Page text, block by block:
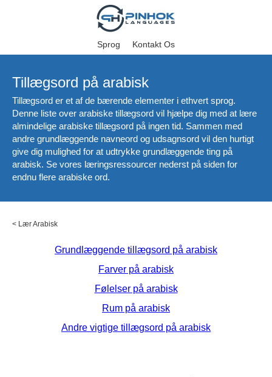
Sprog Kontakt Os
Tillægsord på arabisk
Tillægsord er et af de bærende elementer i ethvert sprog.
Denne liste over arabiske tillægsord vil hjælpe dig med at lære
almindelige arabiske tillægsord på ingen tid. Sammen med
andre grundlæggende navneord og udsagnsord vil den hurtigt
give dig mulighed for at udtrykke grundlæggende ting på
arabisk. Se vores læringsressourcer nederst på siden for
endnu flere arabiske ord.
< Lær Arabisk
Grundlæggende tillægsord på arabisk
Farver på arabisk
Følelser på arabisk
Rum på arabisk
Andre vigtige tillægsord på arabisk